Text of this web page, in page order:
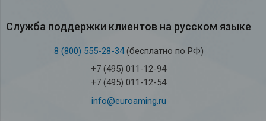
Служба под­держки кли­ен­тов на рус­ском языке
8 (800) 555-28-34(бесплатно по РФ)
+7 (495) 011-12-94
+7 (495) 011-12-54
info@euroaming.ru